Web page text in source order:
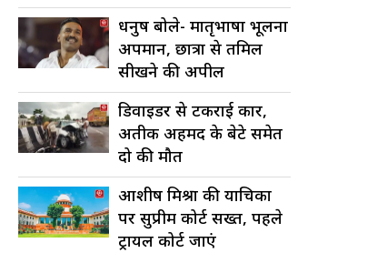
धनुष बोले- मातृभाषा भूलना
अपमान, छात्रों से तमिल
सीखने की अपील
डिवाइडर से टकराई कार,
अतीक अहमद के बेटे समेत
दो की मौत
आशीष मिश्रा की याचिका
पर सुप्रीम कोर्ट सख्त, पहले
ट्रायल कोर्ट जाएं